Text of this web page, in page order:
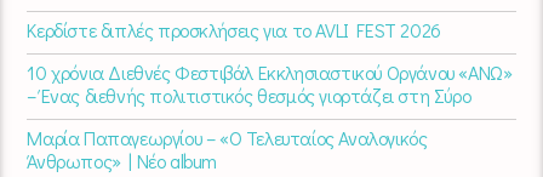
Κερδίστε διπλές προσκλήσεις για το AVLI FEST 2026
10 χρόνια Διεθνές Φεστιβάλ Εκκλησιαστικού Οργάνου «ΑΝΩ»
– Ένας διεθνής πολιτιστικός θεσμός γιορτάζει στη Σύρο​
Μαρία Παπαγεωργίου – «Ο Τελευταίος Αναλογικός
Άνθρωπος» | Νέο album